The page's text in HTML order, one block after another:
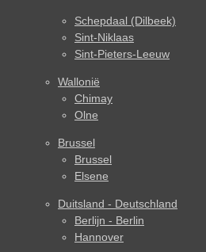
Schepdaal (Dilbeek)
Sint-Niklaas
Sint-Pieters-Leeuw
Wallonië
Chimay
Olne
Brussel
Brussel
Elsene
Duitsland - Deutschland
Berlijn - Berlin
Hannover